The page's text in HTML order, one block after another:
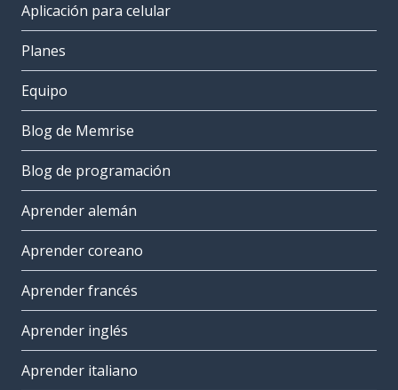
Aplicación para celular
Planes
Equipo
Blog de Memrise
Blog de programación
Aprender alemán
Aprender coreano
Aprender francés
Aprender inglés
Aprender italiano